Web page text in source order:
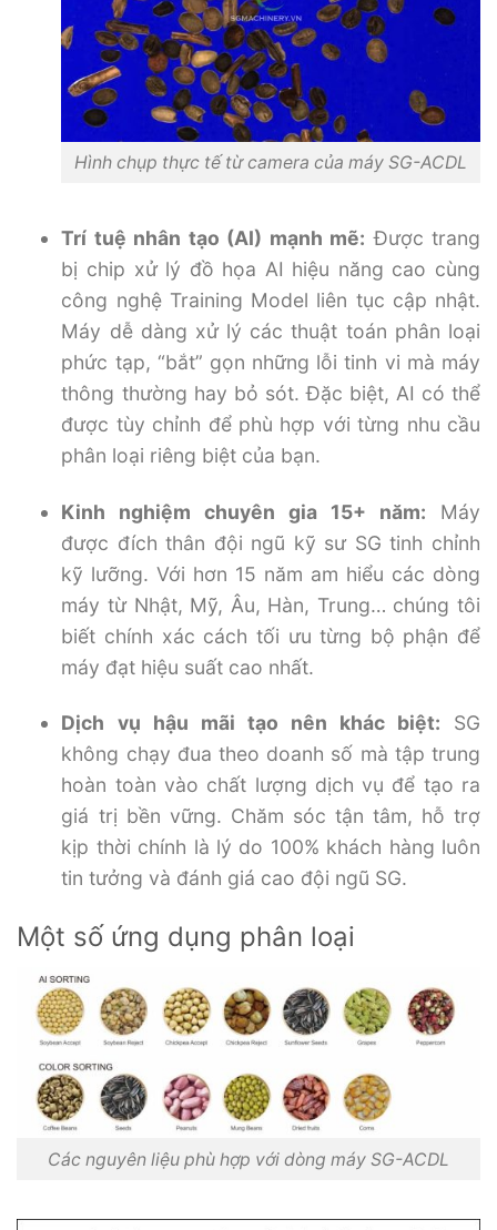
Hình chụp thực tế từ camera của máy SG-ACDL
Trí tuệ nhân tạo (AI) mạnh mẽ: Được trang
bị chip xử lý đồ họa AI hiệu năng cao cùng
công nghệ Training Model liên tục cập nhật.
Máy dễ dàng xử lý các thuật toán phân loại
phức tạp, “bắt” gọn những lỗi tinh vi mà máy
thông thường hay bỏ sót. Đặc biệt, AI có thể
được tùy chỉnh để phù hợp với từng nhu cầu
phân loại riêng biệt của bạn.
Kinh nghiệm chuyên gia 15+ năm: Máy
được đích thân đội ngũ kỹ sư SG tinh chỉnh
kỹ lưỡng. Với hơn 15 năm am hiểu các dòng
máy từ Nhật, Mỹ, Âu, Hàn, Trung… chúng tôi
biết chính xác cách tối ưu từng bộ phận để
máy đạt hiệu suất cao nhất.
Dịch vụ hậu mãi tạo nên khác biệt: SG
không chạy đua theo doanh số mà tập trung
hoàn toàn vào chất lượng dịch vụ để tạo ra
giá trị bền vững. Chăm sóc tận tâm, hỗ trợ
kịp thời chính là lý do 100% khách hàng luôn
tin tưởng và đánh giá cao đội ngũ SG.
Một số ứng dụng phân loại
Các nguyên liệu phù hợp với dòng máy SG-ACDL